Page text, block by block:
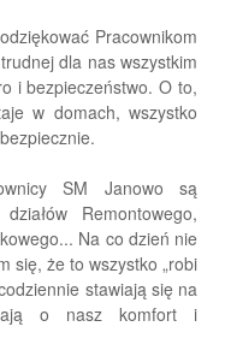
Pracownikom
dla nas wszystkim
i bezpieczeństwo. O to,
w domach, wszystko
SM Janowo są
Remontowego,
Na co dzień nie
się, że to wszystko „robi
stawiają się na
o nasz komfort i